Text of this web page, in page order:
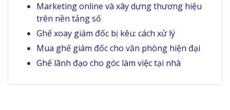
Marketing online và xây dựng thương hiệu
trên nền tảng số
Ghế xoay giám đốc bị kêu: cách xử lý
Mua ghế giám đốc cho văn phòng hiện đại
Ghế lãnh đạo cho góc làm việc tại nhà